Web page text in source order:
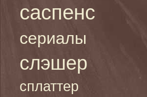
саспенс
сериалы
слэшер
сплаттер